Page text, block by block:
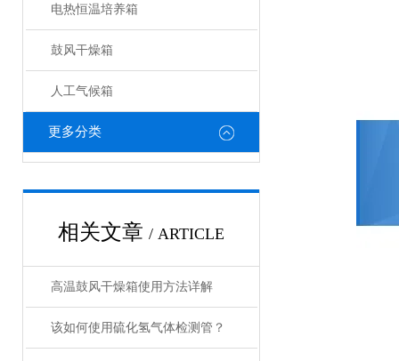
电热恒温培养箱
鼓风干燥箱
人工气候箱
更多分类
相关文章 / ARTICLE
高温鼓风干燥箱使用方法详解
该如何使用硫化氢气体检测管？